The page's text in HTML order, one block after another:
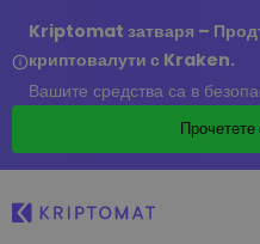
Kriptomat затваря –
криптовалути с Kraken.
Вашите средства са в